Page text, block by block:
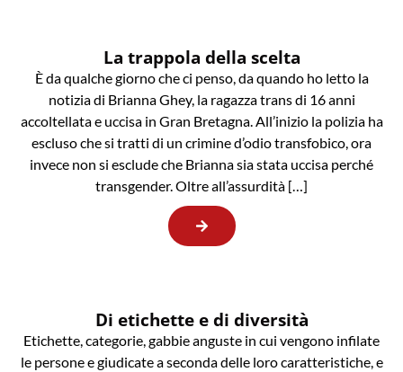
La trappola della scelta
È da qualche giorno che ci penso, da quando ho letto la
notizia di Brianna Ghey, la ragazza trans di 16 anni
accoltellata e uccisa in Gran Bretagna. All’inizio la polizia ha
escluso che si tratti di un crimine d’odio transfobico, ora
invece non si esclude che Brianna sia stata uccisa perché
transgender. Oltre all’assurdità […]
Di etichette e di diversità
Etichette, categorie, gabbie anguste in cui vengono infilate
le persone e giudicate a seconda delle loro caratteristiche, e